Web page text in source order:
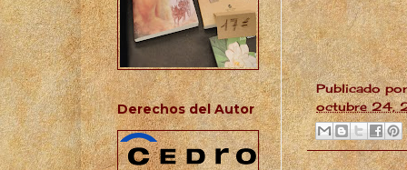
Publicado
octubre 24,
Derechos del Autor